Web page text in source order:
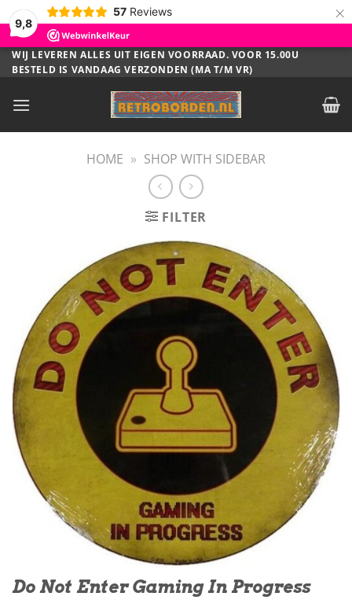
9,8
57 Reviews ×
Ga
naar
WIJ LEVEREN ALLES UIT EIGEN VOORRAAD. VOOR 15.00U
BESTELD IS VANDAAG VERZONDEN (MA T/M VR)
HOME » SHOP WITH SIDEBAR
FILTER
Do Not Enter Gaming In Progress